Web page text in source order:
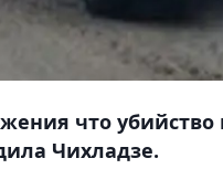
что убийство
Чихладзе.